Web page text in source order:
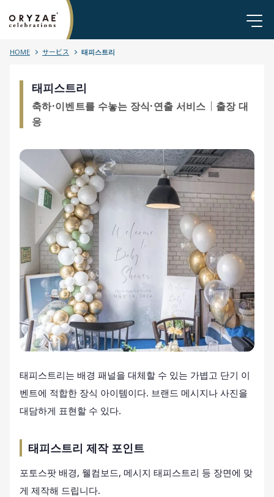
HOME サービス 태피스트리
태피스트리
축하·이벤트를 수놓는 장식·연출 서비스｜출장 대
응
태피스트리는 배경 패널을 대체할 수 있는 가볍고 단기 이
벤트에 적합한 장식 아이템이다. 브랜드 메시지나 사진을
대담하게 표현할 수 있다.
태피스트리 제작 포인트
포토스팟 배경, 웰컴보드, 메시지 태피스트리 등 장면에 맞
게 제작해 드립니다.